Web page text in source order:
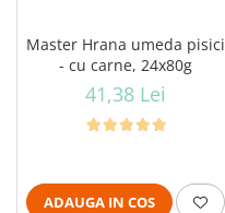
Master Hrana umeda pisici
- cu carne, 24x80g
41,38 Lei
ADAUGA IN COS